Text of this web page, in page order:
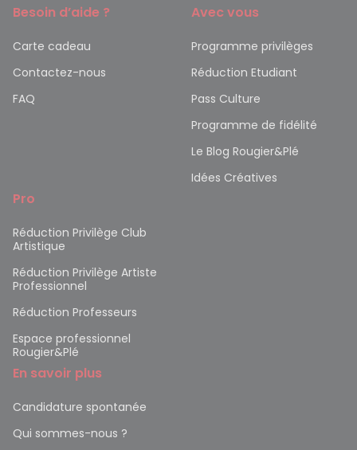
Besoin d’aide ?
Carte cadeau
Contactez-nous
FAQ
Avec vous
Programme privilèges
Réduction Etudiant
Pass Culture
Programme de fidélité
Le Blog Rougier&Plé
Idées Créatives
Pro
Réduction Privilège Club
Artistique
Réduction Privilège Artiste
Professionnel
Réduction Professeurs
Espace professionnel
Rougier&Plé
En savoir plus
Candidature spontanée
Qui sommes-nous ?